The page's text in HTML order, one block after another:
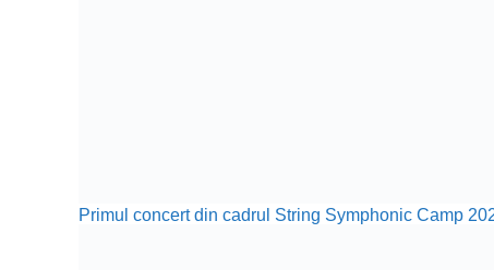
Primul concert din cadrul String Symphonic Camp